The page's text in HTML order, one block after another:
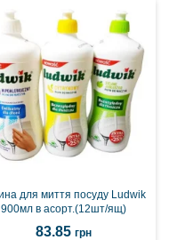
для миття посуду Ludwik
900мл в асорт.(12шт/ящ)
83.85 грн